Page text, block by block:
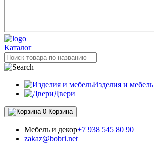
Каталог
Изделия и мебель
Двери
0 Корзина
Мебель и декор+7 938 545 80 90
zakaz@bobri.net